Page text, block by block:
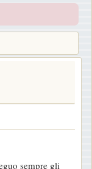
sempre gli